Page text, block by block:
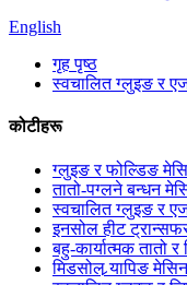
English
गृह पृष्ठ
स्वचालित ग्लुइङ र
कोटीहरू
ग्लुइङ र फोल्डिङ
तातो-पग्लने बन्धन
स्वचालित ग्लुइङ र
इनसोल हीट
बहु-कार्यात्मक तातो
मिडसोल र्‍यापिङ मेसिन